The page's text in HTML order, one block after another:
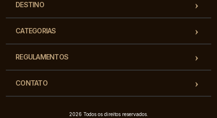
DESTINO
CATEGORIAS
REGULAMENTOS
CONTATO
2026 Todos os direitos reservados.